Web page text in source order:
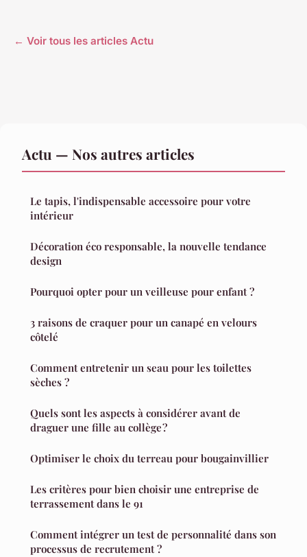
← Voir tous les articles Actu
Actu — Nos autres articles
Le tapis, l'indispensable accessoire pour votre
intérieur
Décoration éco responsable, la nouvelle tendance
design
Pourquoi opter pour un veilleuse pour enfant ?
3 raisons de craquer pour un canapé en velours
côtelé
Comment entretenir un seau pour les toilettes
sèches ?
Quels sont les aspects à considérer avant de
draguer une fille au collège ?
Optimiser le choix du terreau pour bougainvillier
Les critères pour bien choisir une entreprise de
terrassement dans le 91
Comment intégrer un test de personnalité dans son
processus de recrutement ?